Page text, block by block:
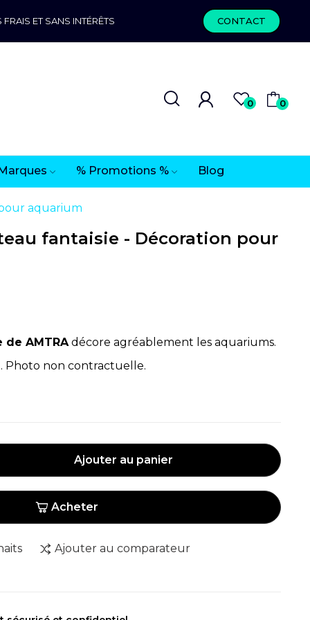
ET SANS INTÉRÊTS CONTACT
0 0
% Promotions % Blog
aquarium
fantaisie - Décoration pour
de AMTRAdécore agréablement les aquariums.
Photo non contractuelle.
Ajouter au panier
Acheter
Ajouter au comparateur